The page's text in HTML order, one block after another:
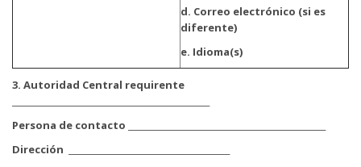
d. Correo electrónico (si es
diferente)
e. Idioma(s)
3. Autoridad Central requirente
Persona de contacto _________________________________________________
Dirección ________________________________________